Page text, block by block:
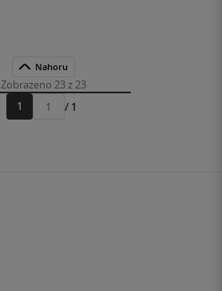
Nahoru
Zobrazeno 23 z 23
1
Přejít
/ 1